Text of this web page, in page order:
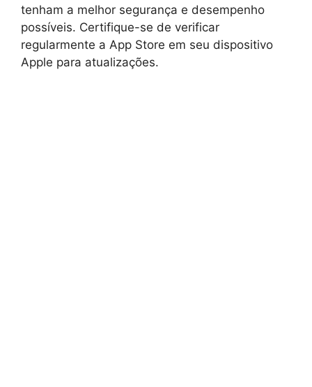
tenham a melhor segurança e desempenho
possíveis. Certifique-se de verificar
regularmente a App Store em seu dispositivo
Apple para atualizações.